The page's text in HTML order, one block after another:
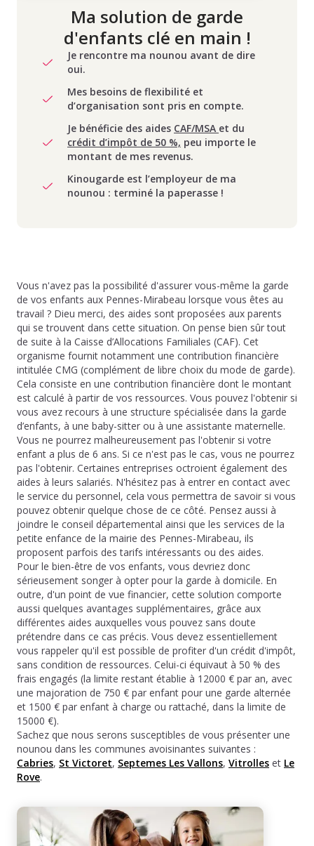
Ma solution de garde
d'enfants clé en main !
Je rencontre ma nounou avant de dire
oui.
Mes besoins de flexibilité et
d’organisation sont pris en compte.
Je bénéficie des aides CAF/MSA et du
crédit d’impôt de 50 %, peu importe le
montant de mes revenus.
Kinougarde est l’employeur de ma
nounou : terminé la paperasse !
Vous n'avez pas la possibilité d'assurer vous-même la garde
de vos enfants aux Pennes-Mirabeau lorsque vous êtes au
travail ? Dieu merci, des aides sont proposées aux parents
qui se trouvent dans cette situation. On pense bien sûr tout
de suite à la Caisse d’Allocations Familiales (CAF). Cet
organisme fournit notamment une contribution financière
intitulée CMG (complément de libre choix du mode de garde).
Cela consiste en une contribution financière dont le montant
est calculé à partir de vos ressources. Vous pouvez l'obtenir si
vous avez recours à une structure spécialisée dans la garde
d’enfants, à une baby-sitter ou à une assistante maternelle.
Vous ne pourrez malheureusement pas l'obtenir si votre
enfant a plus de 6 ans. Si ce n'est pas le cas, vous ne pourrez
pas l'obtenir. Certaines entreprises octroient également des
aides à leurs salariés. N'hésitez pas à entrer en contact avec
le service du personnel, cela vous permettra de savoir si vous
pouvez obtenir quelque chose de ce côté. Pensez aussi à
joindre le conseil départemental ainsi que les services de la
petite enfance de la mairie des Pennes-Mirabeau, ils
proposent parfois des tarifs intéressants ou des aides.
Pour le bien-être de vos enfants, vous devriez donc
sérieusement songer à opter pour la garde à domicile. En
outre, d'un point de vue financier, cette solution comporte
aussi quelques avantages supplémentaires, grâce aux
différentes aides auxquelles vous pouvez sans doute
prétendre dans ce cas précis. Vous devez essentiellement
vous rappeler qu'il est possible de profiter d'un crédit d'impôt,
sans condition de ressources. Celui-ci équivaut à 50 % des
frais engagés (la limite restant établie à 12000 € par an, avec
une majoration de 750 € par enfant pour une garde alternée
et 1500 € par enfant à charge ou rattaché, dans la limite de
15000 €).
Sachez que nous serons susceptibles de vous présenter une
nounou dans les communes avoisinantes suivantes :
Cabries, St Victoret, Septemes Les Vallons, Vitrolles et Le
Rove.